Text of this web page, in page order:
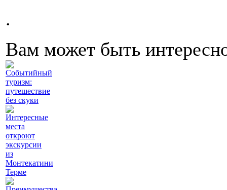
.
Вам может быть
Событийный
туризм:
путешествие
без скуки
Интересные
места
откроют
экскурсии
из
Монтекатини
Терме